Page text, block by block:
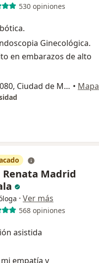
530 opiniones
Ginecológica.
en embarazos de alto
Avenida Universidad 1080, Ciudad de México • Mapa
Renata Madrid
· Ver más
568 opiniones
asistida
empatía y